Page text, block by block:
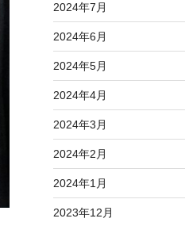
2024年7月
2024年6月
2024年5月
2024年4月
2024年3月
2024年2月
2024年1月
2023年12月